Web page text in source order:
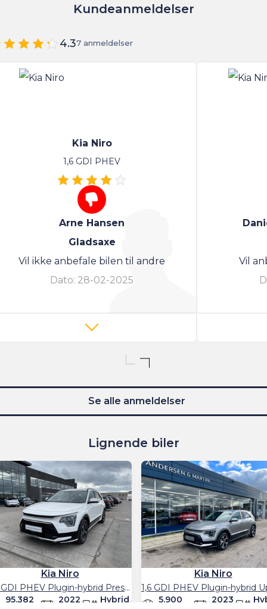
Kundeanmeldelser
4.37 anmeldelser
Kia Niro
1,6 GDI PHEV
Arne Hansen
Gladsaxe
Vil ikke anbefale bilen til andre
Dato: 28-02-2025
Vil
Se alle anmeldelser
Lignende biler
Kia Niro
1,6 GDI PHEV Plugin-hybrid Prestige DCT 183HK 5d 6g Aut.
95.382
2022 Hybrid
Kia Niro
5.900
2023